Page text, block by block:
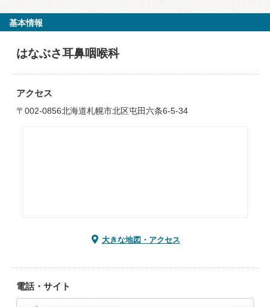
基本情報
はなぶさ耳鼻咽喉科
アクセス
〒002-0856北海道札幌市北区屯田六条6-5-34
大きな地図・アクセス
電話・サイト